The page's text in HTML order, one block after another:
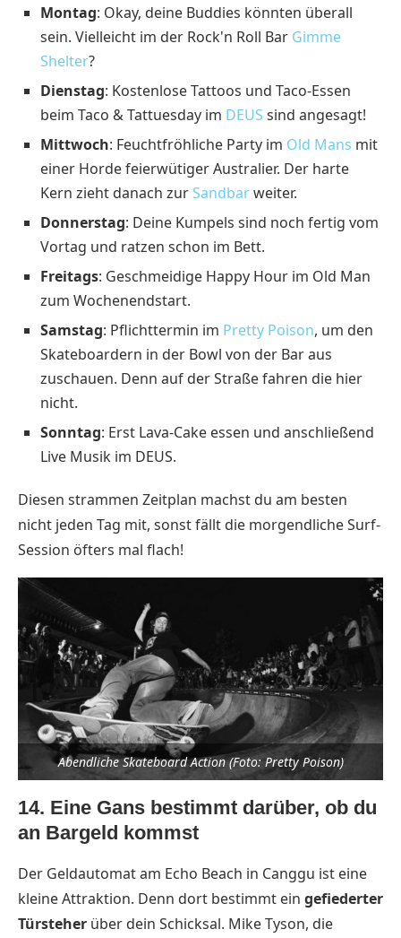
Montag: Okay, deine Buddies könnten überall
sein. Vielleicht im der Rock'n Roll Bar Gimme
Shelter?
Dienstag: Kostenlose Tattoos und Taco-Essen
beim Taco & Tattuesday im DEUS sind angesagt!
Mittwoch: Feuchtfröhliche Party im Old Mans mit
einer Horde feierwütiger Australier. Der harte
Kern zieht danach zur Sandbarweiter.
Donnerstag: Deine Kumpels sind noch fertig vom
Vortag und ratzen schon im Bett.
Freitags: Geschmeidige Happy Hour im Old Man
zum Wochenendstart.
Samstag: Pflichttermin im Pretty Poison, um den
Skateboardern in der Bowl von der Bar aus
zuschauen. Denn auf der Straße fahren die hier
nicht.
Sonntag: Erst Lava-Cake essen und anschließend
Live Musik im DEUS.
Diesen strammen Zeitplan machst du am besten
nicht jeden Tag mit, sonst fällt die morgendliche Surf-
Session öfters mal flach!
Abendliche Skateboard Action (Foto: Pretty Poison)
14. Eine Gans bestimmt darüber, ob du
an Bargeld kommst
Der Geldautomat am Echo Beach in Canggu ist eine
kleine Attraktion. Denn dort bestimmt ein gefiederter
Türsteher über dein Schicksal. Mike Tyson, die